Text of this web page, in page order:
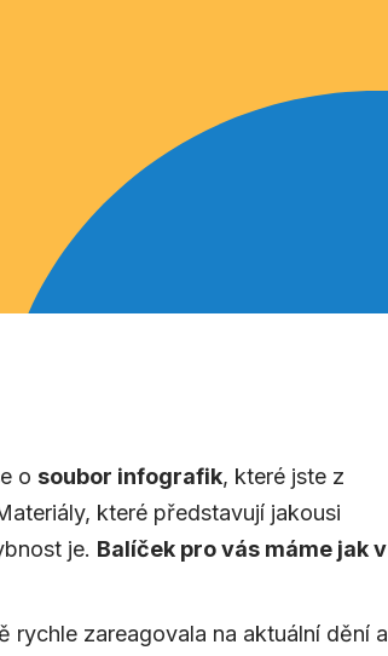
o soubor infografik, které jste z
které představují jakousi
je. Balíček pro vás máme jak v
rychle zareagovala na aktuální dění a